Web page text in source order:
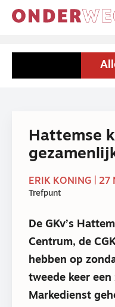
Hattemse
ERIK KONING | 27
Trefpunt
De GKv’s
Centrum, de
hebben op
tweede keer
Markedienst